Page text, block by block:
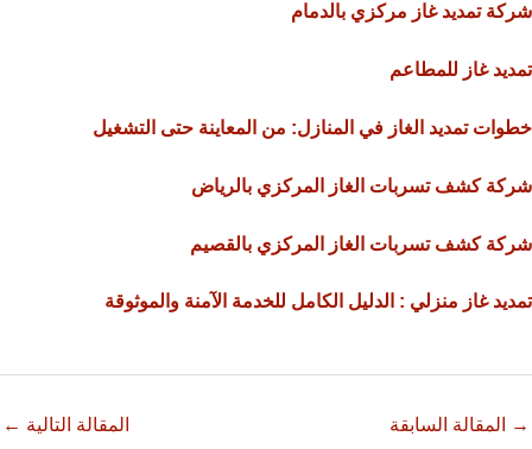
شركة تمديد غاز مركزي بالدمام
تمديد غاز للمطاعم
خطوات تمديد الغاز في المنازل: من المعاينة حتى التشغيل
شركة كشف تسربات الغاز المركزي بالرياض
شركة كشف تسربات الغاز المركزي بالقصيم
تمديد غاز منزلي : الدليل الكامل للخدمة الآمنة والموثوقة
→ المقالة السابقة المقالة التالية ←